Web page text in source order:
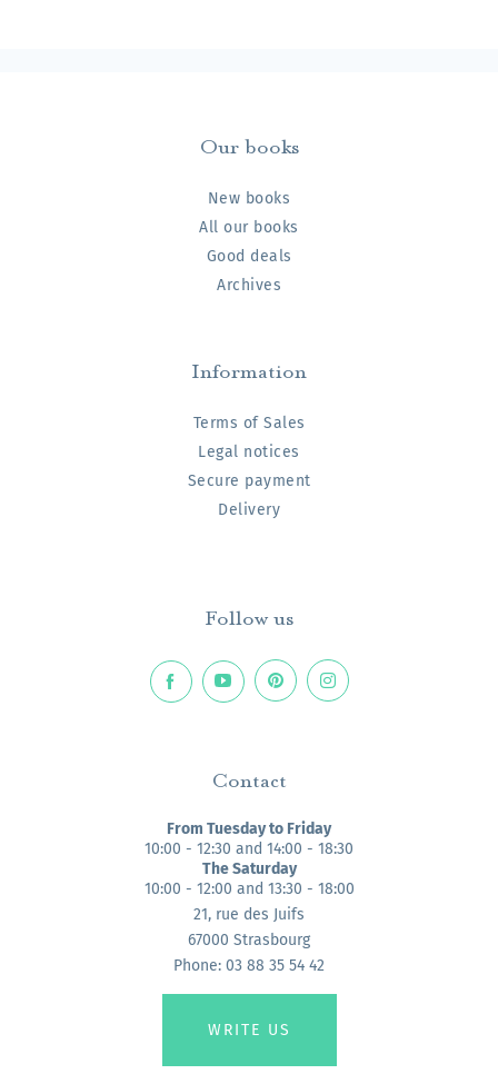
Our books
New books
All our books
Good deals
Archives
Information
Terms of Sales
Legal notices
Secure payment
Delivery
Follow us
Contact
From Tuesday to Friday
10:00 - 12:30 and 14:00 - 18:30
The Saturday
10:00 - 12:00 and 13:30 - 18:00
21, rue des Juifs
67000 Strasbourg
Phone: 03 88 35 54 42
WRITE US